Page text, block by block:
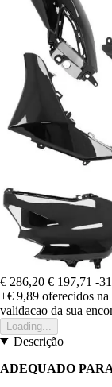
€ 286,20 € 197,71 -
+€ 9,89 oferecidos
validacao da sua
Loading...
Descrição
ADEQUADO